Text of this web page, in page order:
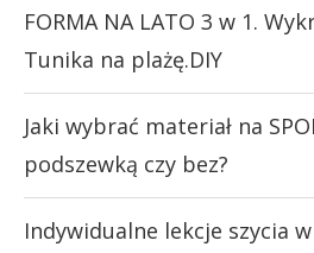
FORMA NA LATO 3 w 1.
Tunika na plażę.DIY
Jaki wybrać materiał na
podszewką czy bez?
Indywidualne lekcje szycia